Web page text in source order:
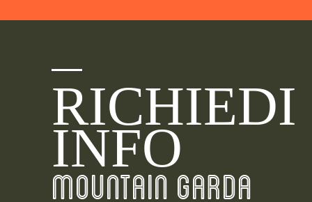
RICHIEDI
INFO
MOUNTAIN GARDA